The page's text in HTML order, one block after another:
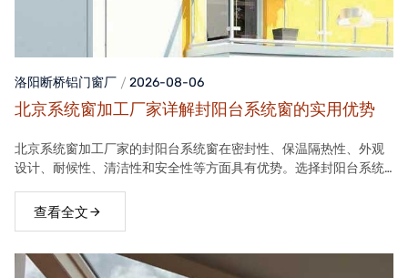
洛阳断桥铝门窗厂 2026-08-06
北京系统窗加工厂家详解封阳台系统窗的实用优势
北京系统窗加工厂家的封阳台系统窗在密封性、保温隔热性、外观
设计、耐候性、清洁性和安全性等方面具有优势。选择封阳台系统
体验。
查看全文